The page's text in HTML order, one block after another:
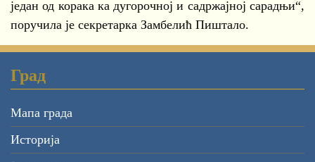
један од корака ка дугорочној и садржајној сарадњи“,
поручила је секретарка Замбелић Пиштало.
Град
Мапа града
Историја